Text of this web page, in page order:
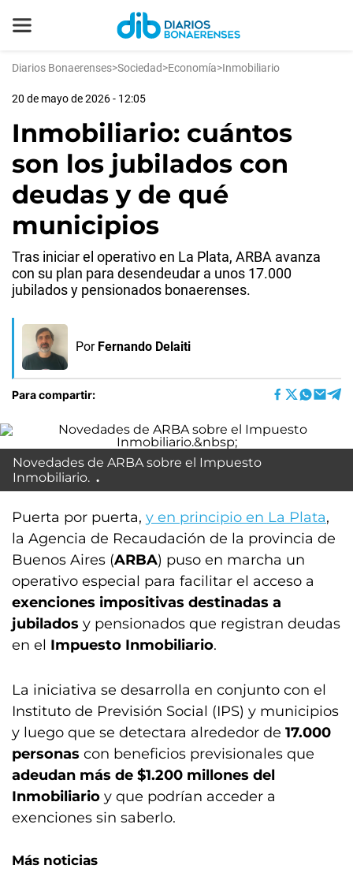
Diarios Bonaerenses>Sociedad>Economía>Inmobiliario
20 de mayo de 2026 - 12:05
Inmobiliario: cuántos
son los jubilados con
deudas y de qué
municipios
Tras iniciar el operativo en La Plata, ARBA avanza
con su plan para desendeudar a unos 17.000
jubilados y pensionados bonaerenses.
Por Fernando Delaiti
Para compartir:
Novedades de ARBA sobre el Impuesto
Inmobiliario.
Puerta por puerta, y en principio en La Plata,
la Agencia de Recaudación de la provincia de
Buenos Aires (ARBA) puso en marcha un
operativo especial para facilitar el acceso a
exenciones impositivas destinadas a
jubilados y pensionados que registran deudas
en el Impuesto Inmobiliario.
La iniciativa se desarrolla en conjunto con el
Instituto de Previsión Social (IPS) y municipios
y luego que se detectara alrededor de 17.000
personas con beneficios previsionales que
adeudan más de $1.200 millones del
Inmobiliario y que podrían acceder a
exenciones sin saberlo.
Más noticias